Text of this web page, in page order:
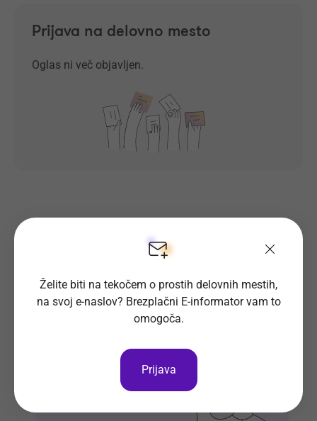
Prijava na delovno mesto
Oglas ni več objavljen.
Prosta delovna mesta direktno na
Prijavi se na E-informator.
Želite biti na tekočem o prostih delovnih mestih,
na svoj e-naslov? Brezplačni E-informator vam to
omogoča.
Prijava